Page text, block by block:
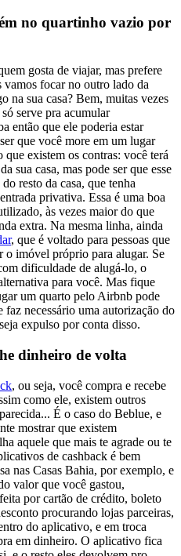
no quartinho vazio por
gosta de viajar, mas prefere
focar no outro lado da
na sua casa? Bem, muitas vezes
serve pra acumular
então que ele poderia estar
que você more em um lugar
existem os contras: você terá
sua casa, mas pode ser que esse
resto da casa, que tenha
privativa. Essa é uma boa
às vezes maior do que
extra. Na mesma linha, ainda
, que é voltado para pessoas que
o imóvel próprio para alugar. Se
dificuldade de alugá-lo, o
para você. Mas fique
um quarto pelo Airbnb pode
necessário uma autorização do
expulso por conta disso.
dinheiro de volta
, ou seja, você compra e recebe
como ele, existem outros
É o caso do Beblue, e
mostrar que existem
aquele que mais te agrade ou te
de cashback é bem
nas Casas Bahia, por exemplo, e
valor que você gastou,
por cartão de crédito, boleto
procurando lojas parceiras,
do aplicativo, e em troca
em dinheiro. O aplicativo fica